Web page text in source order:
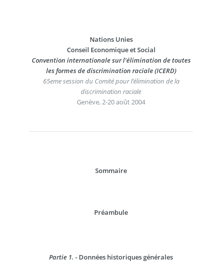
Nations Unies
Conseil Economique et Social
Convention internationale sur l’élimination de toutes
les formes de discrimination raciale (ICERD)
65eme session du Comité pour l’élimination de la
discrimination raciale
Genève, 2-20 août 2004
Sommaire
Préambule
Partie 1. - Données historiques générales